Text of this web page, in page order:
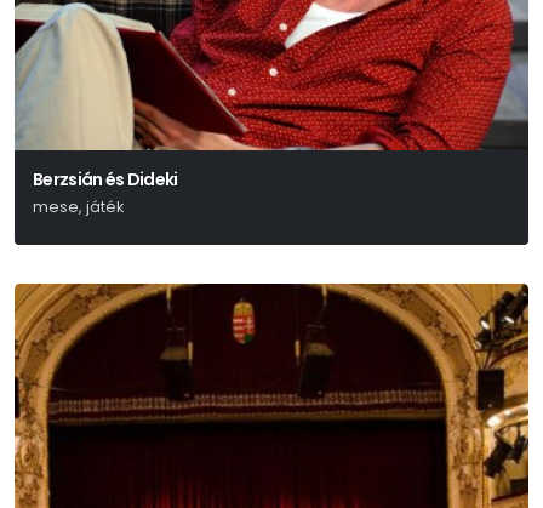
Berzsián és Dideki
mese, játék